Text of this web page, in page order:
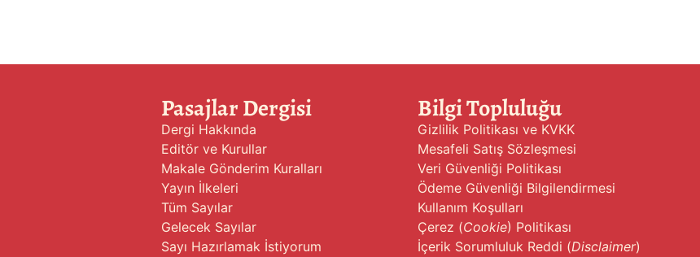
Pasajlar Dergisi
Dergi Hakkında
Editör ve Kurullar
Makale Gönderim Kuralları
Yayın İlkeleri
Tüm Sayılar
Gelecek Sayılar
Sayı Hazırlamak İstiyorum
Bilgi Topluluğu
Gizlilik Politikası ve KVKK
Mesafeli Satış Sözleşmesi
Veri Güvenliği Politikası
Ödeme Güvenliği Bilgilendirmesi
Kullanım Koşulları
Çerez (Cookie) Politikası
İçerik Sorumluluk Reddi (Disclaimer)